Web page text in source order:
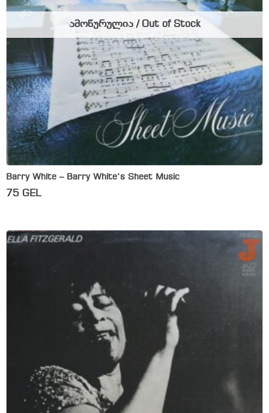
Barry White – Barry White’s Sheet Music
75 GEL
ამოწურულია / Out of Stock